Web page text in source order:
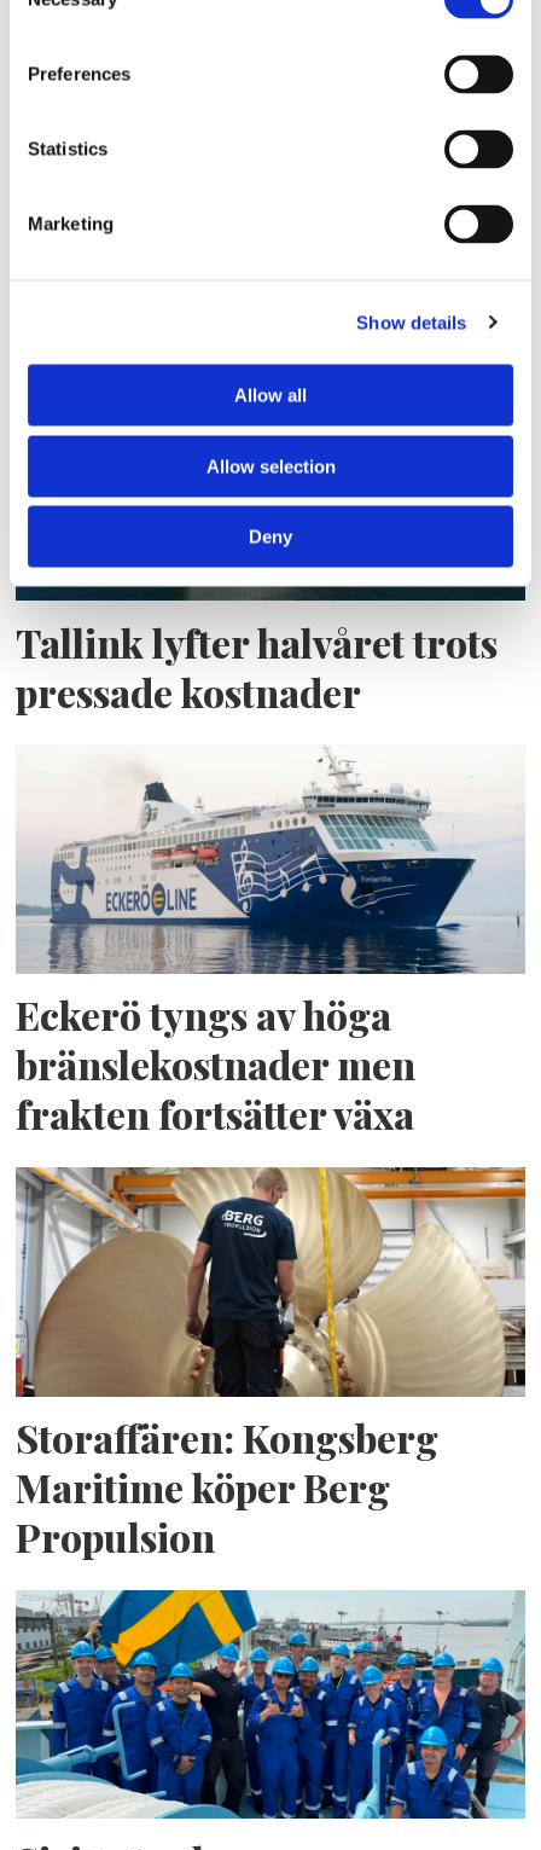
Preferences
Statistics
Marketing
Show details
Allow all
Allow selection
Deny
högt kostnadstryck
Tallink lyfter halvåret trots
pressade kostnader
Eckerö tyngs av höga
bränslekostnader men
frakten fortsätter växa
Storaffären: Kongsberg
Maritime köper Berg
Propulsion